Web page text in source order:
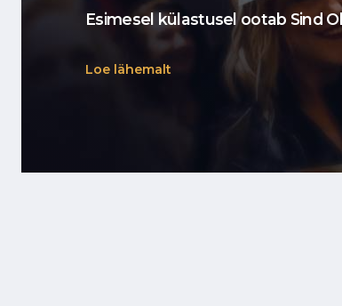
Esimesel külastusel ootab Sind
Loe lähemalt